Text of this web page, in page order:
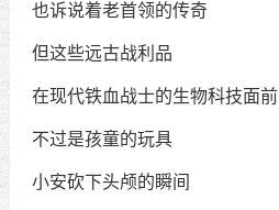
也诉说着老首领的传奇
但这些远古战利品
在现代铁血战士的生物科技面前
不过是孩童的玩具
小安砍下头颅的瞬间